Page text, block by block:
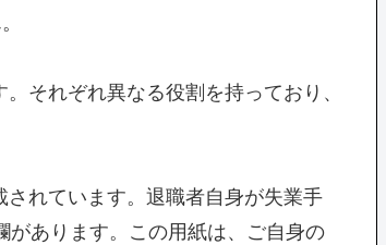
それぞれ異なる役割を持っており、
れています。退職者自身が失業手
あります。この用紙は、ご自身の